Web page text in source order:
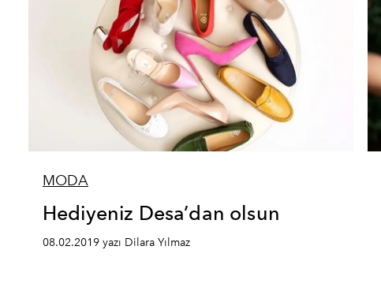
MODA
Hediyeniz Desa’dan olsun
08.02.2019 yazı Dilara Yılmaz